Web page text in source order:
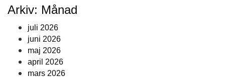
Arkiv: Månad
juli 2026
juni 2026
maj 2026
april 2026
mars 2026